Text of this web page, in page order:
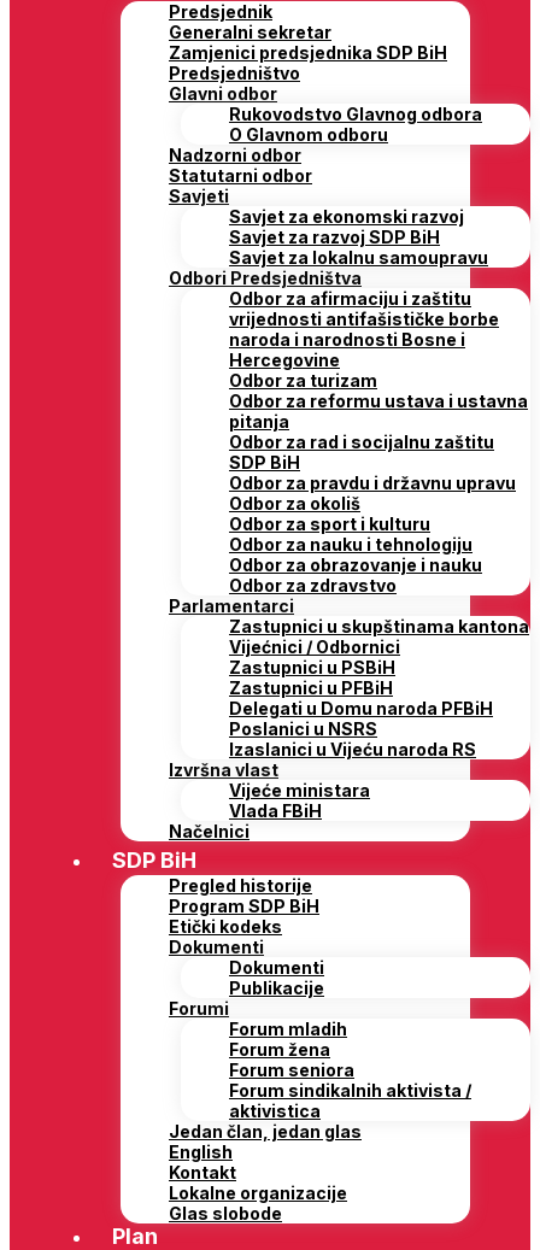
Predsjednik
Generalni sekretar
Zamjenici predsjednika SDP BiH
Predsjedništvo
Glavni odbor
Rukovodstvo Glavnog odbora
O Glavnom odboru
Nadzorni odbor
Statutarni odbor
Savjeti
Savjet za ekonomski razvoj
Savjet za razvoj SDP BiH
Savjet za lokalnu samoupravu
Odbori Predsjedništva
Odbor za afirmaciju i zaštitu
vrijednosti antifašističke borbe
naroda i narodnosti Bosne i
Hercegovine
Odbor za turizam
Odbor za reformu ustava i ustavna
pitanja
Odbor za rad i socijalnu zaštitu
SDP BiH
Odbor za pravdu i državnu upravu
Odbor za okoliš
Odbor za sport i kulturu
Odbor za nauku i tehnologiju
Odbor za obrazovanje i nauku
Odbor za zdravstvo
Parlamentarci
Zastupnici u skupštinama kantona
Vijećnici / Odbornici
Zastupnici u PSBiH
Zastupnici u PFBiH
Delegati u Domu naroda PFBiH
Poslanici u NSRS
Izaslanici u Vijeću naroda RS
Izvršna vlast
Vijeće ministara
Vlada FBiH
Načelnici
SDP BiH
Pregled historije
Program SDP BiH
Etički kodeks
Dokumenti
Dokumenti
Publikacije
Forumi
Forum mladih
Forum žena
Forum seniora
Forum sindikalnih aktivista /
aktivistica
Jedan član, jedan glas
English
Kontakt
Lokalne organizacije
Glas slobode
Plan